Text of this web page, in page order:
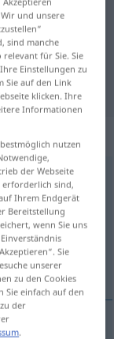
und unsere
sind manche
für Sie. Sie
Einstellungen zu
auf den Link
klicken. Ihre
Informationen
nutzen
der Webseite
erforderlich sind,
Ihrem Endgerät
Bereitstellung
wenn Sie uns
Sie
unserer
zu den Cookies
Sie einfach auf den
der
.